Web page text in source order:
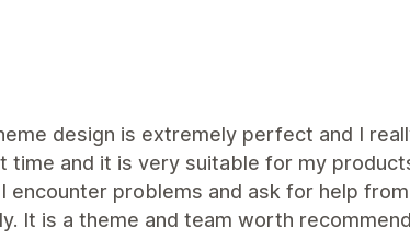
design is extremely perfect and I
time and it is very suitable for my
encounter problems and ask for help
It is a theme and team worth